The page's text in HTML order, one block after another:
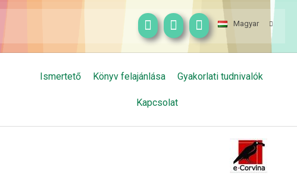
Magyar
Ismertető Könyv felajánlása Gyakorlati tudnivalók
Kapcsolat